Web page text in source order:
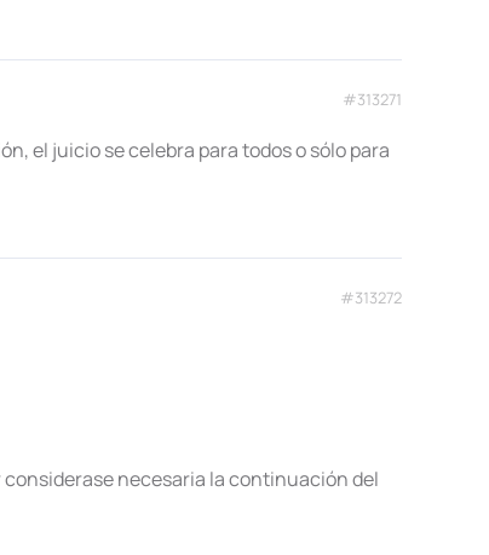
#313271
el juicio se celebra para todos o sólo para
#313272
necesaria la continuación del